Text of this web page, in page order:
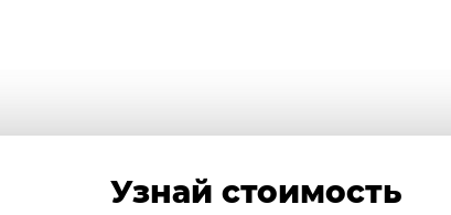
Узнай стоимость